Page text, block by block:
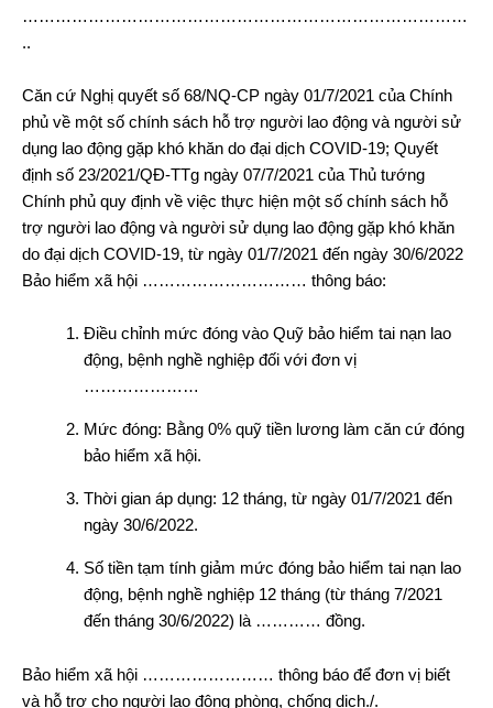
………………………………………………………………………
..
Căn cứ Nghị quyết số 68/NQ-CP ngày 01/7/2021 của Chính
phủ về một số chính sách hỗ trợ người lao động và người sử
dụng lao động gặp khó khăn do đại dịch COVID-19; Quyết
định số 23/2021/QĐ-TTg ngày 07/7/2021 của Thủ tướng
Chính phủ quy định về việc thực hiện một số chính sách hỗ
trợ người lao động và người sử dụng lao động gặp khó khăn
do đại dịch COVID-19, từ ngày 01/7/2021 đến ngày 30/6/2022
Bảo hiểm xã hội ………………………… thông báo:
Điều chỉnh mức đóng vào Quỹ bảo hiểm tai nạn lao
động, bệnh nghề nghiệp đối với đơn vị
…………………
Mức đóng: Bằng 0% quỹ tiền lương làm căn cứ đóng
bảo hiểm xã hội.
Thời gian áp dụng: 12 tháng, từ ngày 01/7/2021 đến
ngày 30/6/2022.
Số tiền tạm tính giảm mức đóng bảo hiểm tai nạn lao
động, bệnh nghề nghiệp 12 tháng (từ tháng 7/2021
đến tháng 30/6/2022) là ………… đồng.
Bảo hiểm xã hội …………………… thông báo để đơn vị biết
và hỗ trợ cho người lao động phòng, chống dịch./.